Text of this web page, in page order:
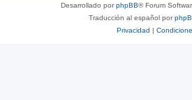
Desarrollado porphpBB® Forum
Traducción al español por
Privacidad |